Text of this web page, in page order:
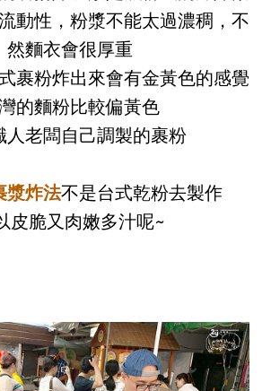
動性，粉漿不能太過濃稠，不
然麵衣會很厚重
裹粉炸出來會有金黃色的感覺
的麵粉比較偏黃色
人老闆自己調製的裹粉
漿炸法不是台式乾粉去製作
皮脆又肉嫩多汁呢~